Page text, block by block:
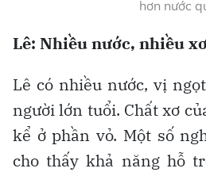
hơn nước
Lê: Nhiều nước, nhiều
Lê có nhiều nước, vị
người lớn tuổi. Chất xơ
kể ở phần vỏ. Một số
cho thấy khả năng hỗ